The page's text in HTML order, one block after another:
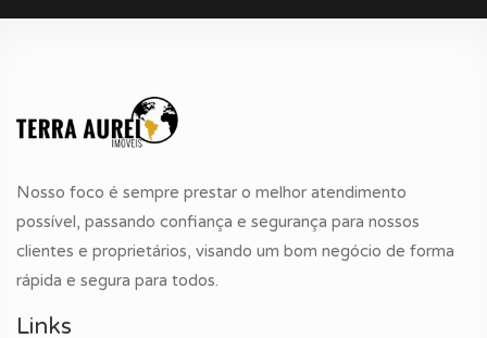
Nosso foco é sempre prestar o melhor atendimento
possível, passando confiança e segurança para nossos
clientes e proprietários, visando um bom negócio de forma
rápida e segura para todos.
Links